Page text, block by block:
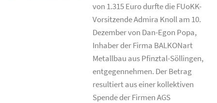
von 1.315 Euro durfte die FUoKK-
Vorsitzende Admira Knoll am 10.
Dezember von Dan-Egon Popa,
Inhaber der Firma BALKONart
Metallbau aus Pfinztal-Söllingen,
entgegennehmen. Der Betrag
resultiert aus einer kollektiven
Spende der Firmen AGS